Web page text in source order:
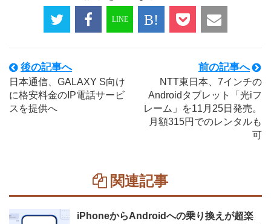
後の記事へ
日本通信、GALAXY S向け
に格安料金のIP電話サービ
スを提供へ
前の記事へ
NTT東日本、7インチの
Androidタブレット「光iフ
レーム」を11月25日発売。
月額315円でのレンタルも
可
関連記事
iPhoneからAndroidへの乗り換えが超楽